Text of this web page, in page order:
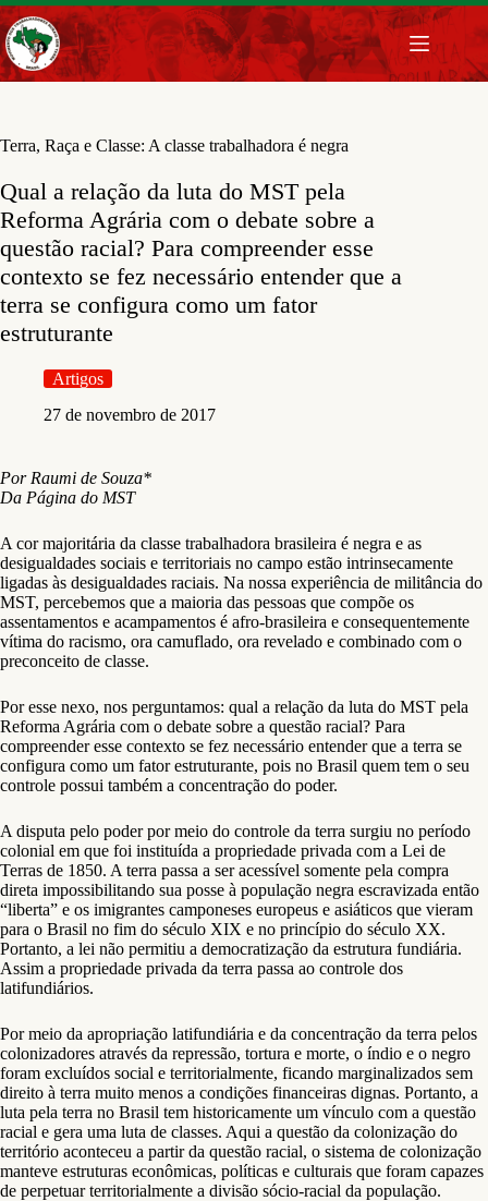
Pular
para
o
conteúdo
Terra, Raça e Classe: A classe trabalhadora é negra
Qual a relação da luta do MST pela
Reforma Agrária com o debate sobre a
questão racial? Para compreender esse
contexto se fez necessário entender que a
terra se configura como um fator
estruturante
Artigos
27 de novembro de 2017
Por Raumi de Souza*
Da Página do MST
A cor majoritária da classe trabalhadora brasileira é negra e as
desigualdades sociais e territoriais no campo estão intrinsecamente
ligadas às desigualdades raciais. Na nossa experiência de militância do
MST, percebemos que a maioria das pessoas que compõe os
assentamentos e acampamentos é afro-brasileira e consequentemente
vítima do racismo, ora camuflado, ora revelado e combinado com o
preconceito de classe.
Por esse nexo, nos perguntamos: qual a relação da luta do MST pela
Reforma Agrária com o debate sobre a questão racial? Para
compreender esse contexto se fez necessário entender que a terra se
configura como um fator estruturante, pois no Brasil quem tem o seu
controle possui também a concentração do poder.
A disputa pelo poder por meio do controle da terra surgiu no período
colonial em que foi instituída a propriedade privada com a Lei de
Terras de 1850. A terra passa a ser acessível somente pela compra
direta impossibilitando sua posse à população negra escravizada então
“liberta” e os imigrantes camponeses europeus e asiáticos que vieram
para o Brasil no fim do século XIX e no princípio do século XX.
Portanto, a lei não permitiu a democratização da estrutura fundiária.
Assim a propriedade privada da terra passa ao controle dos
latifundiários.
Por meio da apropriação latifundiária e da concentração da terra pelos
colonizadores através da repressão, tortura e morte, o índio e o negro
foram excluídos social e territorialmente, ficando marginalizados sem
direito à terra muito menos a condições financeiras dignas. Portanto, a
luta pela terra no Brasil tem historicamente um vínculo com a questão
racial e gera uma luta de classes. Aqui a questão da colonização do
território aconteceu a partir da questão racial, o sistema de colonização
manteve estruturas econômicas, políticas e culturais que foram capazes
de perpetuar territorialmente a divisão sócio-racial da população.